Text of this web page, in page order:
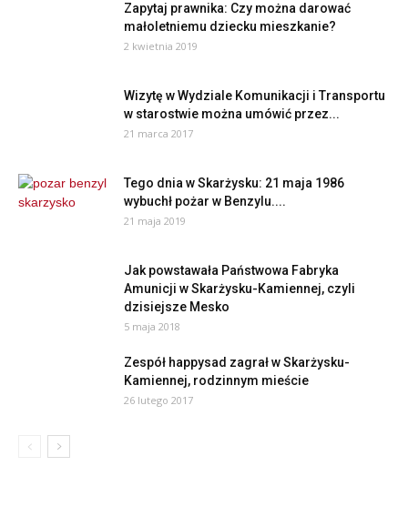
Zapytaj prawnika: Czy można darować
małoletniemu dziecku mieszkanie?
2 kwietnia 2019
Wizytę w Wydziale Komunikacji i Transportu
w starostwie można umówić przez...
21 marca 2017
Tego dnia w Skarżysku: 21 maja 1986
wybuchł pożar w Benzylu....
21 maja 2019
Jak powstawała Państwowa Fabryka
Amunicji w Skarżysku-Kamiennej, czyli
dzisiejsze Mesko
5 maja 2018
Zespół happysad zagrał w Skarżysku-
Kamiennej, rodzinnym mieście
26 lutego 2017